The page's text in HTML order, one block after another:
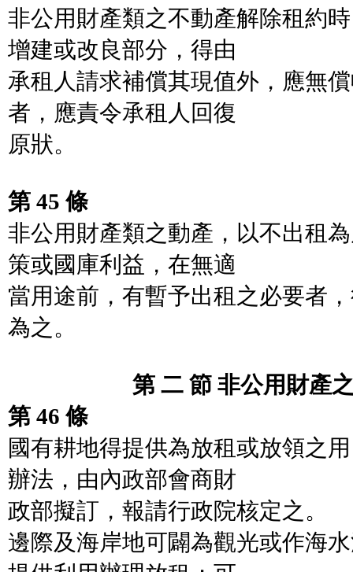
非公用財產類之不動產解除租約
增建或改良部分，得由
承租人請求補償其現值外，應無
者，應責令承租人回復
原狀。
第 45 條
非公用財產類之動產，以不出租
策或國庫利益，在無適
當用途前，有暫予出租之必要者
為之。
第 二 節 非公用財產之
第 46 條
國有耕地得提供為放租或放領之
辦法，由內政部會商財
政部擬訂，報請行政院核定之。
邊際及海岸地可闢為觀光或作海